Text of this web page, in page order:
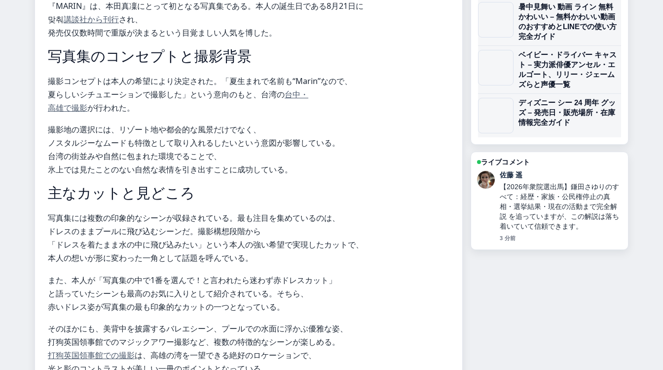
『MARIN』は、本田真凜にとって初となる写真集である。本人の誕生日である8月21日に
맞춰講談社から刊行され、
発売仅仅数時間で重版が決まるという目覚ましい人気を博した。
写真集のコンセプトと撮影背景
撮影コンセプトは本人の希望により決定された。「夏生まれで名前も“Marin”なので、
夏らしいシチュエーションで撮影した」という意向のもと、台湾の台中・
高雄で撮影が行われた。
撮影地の選択には、リゾート地や都会的な風景だけでなく、
ノスタルジーなムードも特徴として取り入れるしたいという意図が影響している。
台湾の街並みや自然に包まれた環境でることで、
氷上では見たことのない自然な表情を引き出すことに成功している。
主なカットと見どころ
写真集には複数の印象的なシーンが収録されている。最も注目を集めているのは、
ドレスのままプールに飛び込むシーンだ。撮影構想段階から
「ドレスを着たまま水の中に飛び込みたい」という本人の強い希望で実現したカットで、
本人の想いが形に変わった一角として話題を呼んでいる。
また、本人が「写真集の中で1番を選んで！と言われたら迷わず赤ドレスカット」
と語っていたシーンも最高のお気に入りとして紹介されている。そちら、
赤いドレス姿が写真集の最も印象的なカットの一つとなっている。
そのほかにも、美背中を披露するバレエシーン、プールでの水面に浮かぶ優雅な姿、
打狗英国領事館でのマジックアワー撮影など、複数の特徴的なシーンが楽しめる。
打狗英国領事館での撮影は、高雄の湾を一望できる絶好のロケーションで、
暑中見舞い 動画 ライン 無料
かわいい – 無料かわいい動画
のおすすめとLINEでの使い方
完全ガイド
ベイビー・ドライバー キャス
ト – 実力派俳優アンセル・エ
ルゴート、リリー・ジェーム
ズらと声優一覧
ディズニー シー 24 周年 グッ
ズ – 発売日・販売場所・在庫
情報完全ガイド
ライブコメント
伊藤 芽衣
【2025年最新】楊洋（ヤン・ヤン）の
年収37億円の内訳と結婚・熱愛の真
相、ディリラバとの関係を徹底解説 の
背景説明が助かります。ライブ更新を
続けてください。
5 分前